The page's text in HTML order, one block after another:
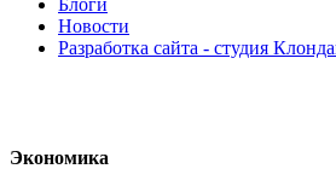
Блоги
Новости
Разработка сайта - студия
Экономика